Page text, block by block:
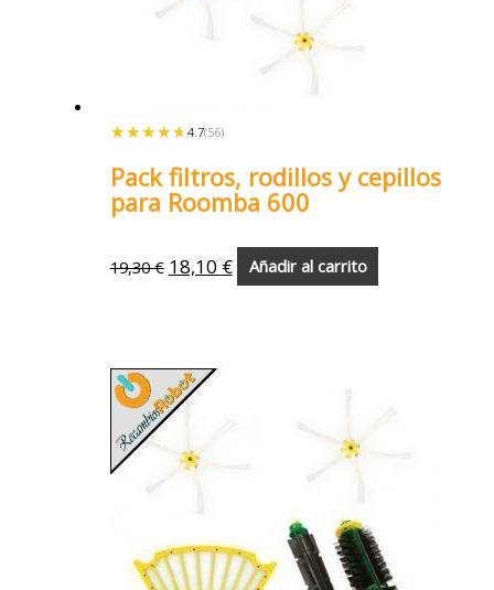
★★★★★
★★★★★ 4.7(56)
Pack filtros, rodillos y cepillos
para Roomba 600
19,30€ 18,10 € Añadir al carrito